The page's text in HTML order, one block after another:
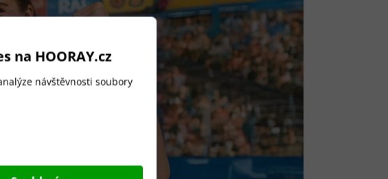
na HOORAY.cz
návštěvnosti soubory